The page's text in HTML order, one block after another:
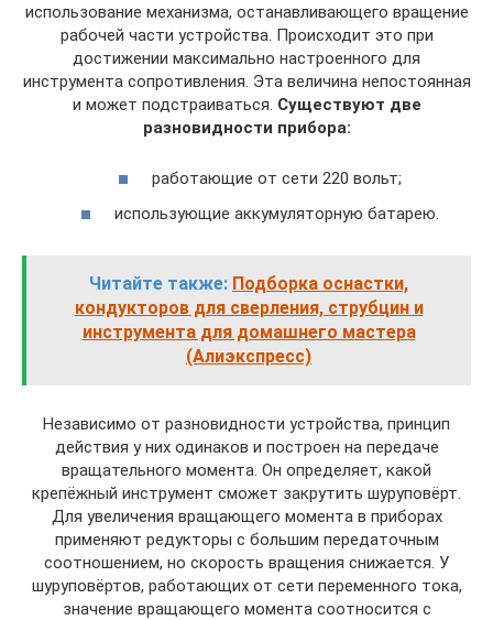
использование механизма, останавливающего вращение
рабочей части устройства. Происходит это при
достижении максимально настроенного для
инструмента сопротивления. Эта величина непостоянная
и может подстраиваться. Существуют две
разновидности прибора:
работающие от сети 220 вольт;
использующие аккумуляторную батарею.
Читайте также: Подборка оснастки,
кондукторов для сверления, струбцин и
инструмента для домашнего мастера
(Алиэкспресс)
Независимо от разновидности устройства, принцип
действия у них одинаков и построен на передаче
вращательного момента. Он определяет, какой
крепёжный инструмент сможет закрутить шуруповёрт.
Для увеличения вращающего момента в приборах
применяют редукторы с большим передаточным
соотношением, но скорость вращения снижается. У
шуруповёртов, работающих от сети переменного тока,
значение вращающего момента соотносится с